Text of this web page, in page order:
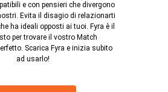
e con pensieri che divergono
Evita il disagio di relazionarti
ha ideali opposti ai tuoi. Fyra è il
per trovare il vostro Match
Scarica Fyra e inizia subito
ad usarlo!